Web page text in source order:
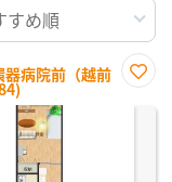
病院前（越前
に入